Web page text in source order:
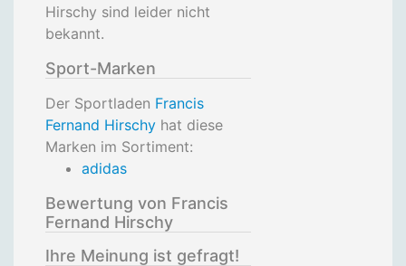
Hirschy sind leider nicht
bekannt.
Sport-Marken
Der Sportladen Francis
Fernand Hirschy hat diese
Marken im Sortiment:
adidas
Bewertung von Francis
Fernand Hirschy
Ihre Meinung ist gefragt!